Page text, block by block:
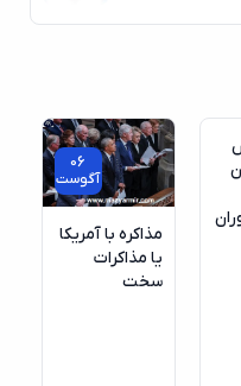
06
آگوست
مذاکره با آمریکا
یا مذاکرات
سخت